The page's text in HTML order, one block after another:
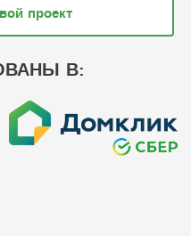
проект
В: